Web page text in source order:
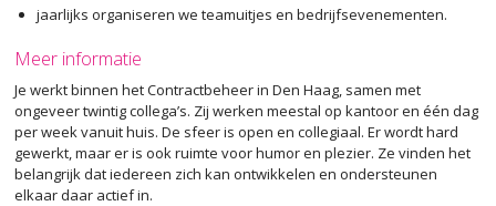
jaarlijks organiseren we teamuitjes en bedrijfsevenementen.
Meer informatie
Je werkt binnen het Contractbeheer in Den Haag, samen met
ongeveer twintig collega’s. Zij werken meestal op kantoor en één dag
per week vanuit huis. De sfeer is open en collegiaal. Er wordt hard
gewerkt, maar er is ook ruimte voor humor en plezier. Ze vinden het
belangrijk dat iedereen zich kan ontwikkelen en ondersteunen
elkaar daar actief in.